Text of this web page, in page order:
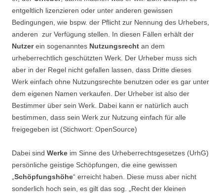
entgeltlich lizenzieren oder unter anderen gewissen
Bedingungen, wie bspw. der Pflicht zur Nennung des Urhebers,
anderen zur Verfügung stellen. In diesen Fällen erhält der
Nutzerein sogenanntes Nutzungsrecht an dem
urheberrechtlich geschützten Werk. Der Urheber muss sich
aber in der Regel nicht gefallen lassen, dass Dritte dieses
Werk einfach ohne Nutzungsrechte benutzen oder es gar unter
dem eigenen Namen verkaufen. Der Urheber ist also der
Bestimmer über sein Werk. Dabei kann er natürlich auch
bestimmen, dass sein Werk zur Nutzung einfach für alle
freigegeben ist (Stichwort: OpenSource)
Dabei sind Werke im Sinne des Urheberrechtsgesetzes (UrhG)
persönliche geistige Schöpfungen, die eine gewissen
Schöpfungshöhe“ erreicht haben. Diese muss aber nicht
sonderlich hoch sein, es gilt das sog. „Recht der kleinen